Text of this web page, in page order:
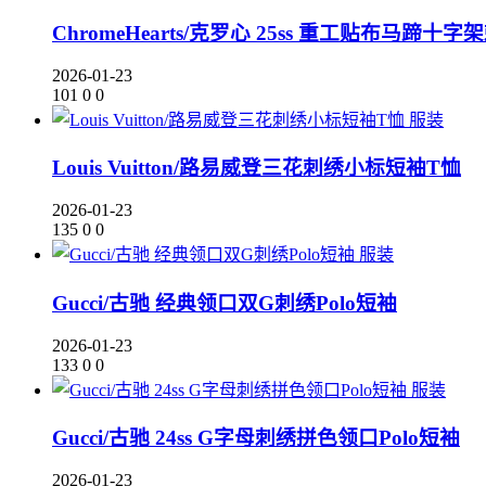
ChromeHearts/克罗心 25ss 重工贴布马蹄十字
2026-01-23
101 0 0
服装
Louis Vuitton/路易威登三花刺绣小标短袖T恤
2026-01-23
135 0 0
服装
Gucci/古驰 经典领口双G刺绣Polo短袖
2026-01-23
133 0 0
服装
Gucci/古驰 24ss G字母刺绣拼色领口Polo短袖
2026-01-23